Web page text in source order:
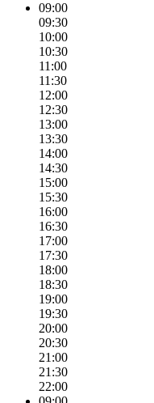
09:00
09:30
10:00
10:30
11:00
11:30
12:00
12:30
13:00
13:30
14:00
14:30
15:00
15:30
16:00
16:30
17:00
17:30
18:00
18:30
19:00
19:30
20:00
20:30
21:00
21:30
22:00